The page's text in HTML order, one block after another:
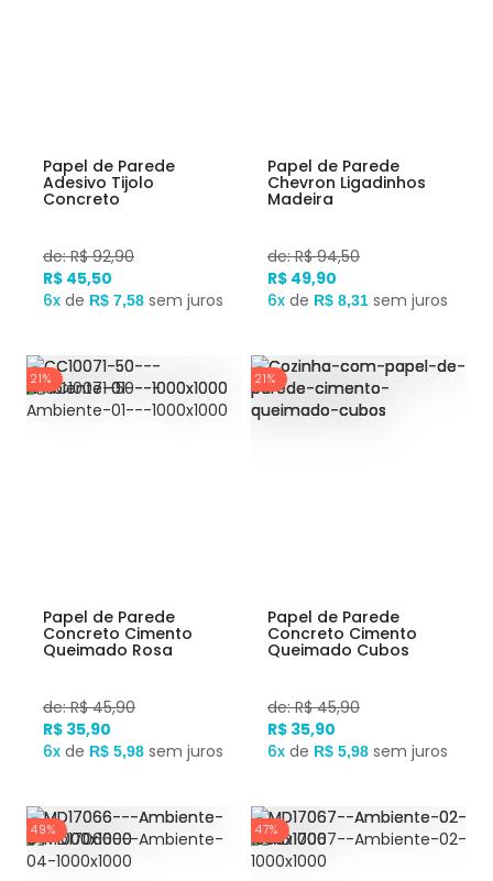
Papel de Parede
Adesivo Tijolo
Concreto
de: R$ 92,90
R$ 45,50
6x de R$ 7,58 sem juros
Papel de Parede
Chevron Ligadinhos
Madeira
de: R$ 94,50
R$ 49,90
6x de R$ 8,31 sem juros
21%
Papel de Parede
Concreto Cimento
Queimado Rosa
de: R$ 45,90
R$ 35,90
6x de R$ 5,98 sem juros
21%
Papel de Parede
Concreto Cimento
Queimado Cubos
de: R$ 45,90
R$ 35,90
6x de R$ 5,98 sem juros
49% 47%